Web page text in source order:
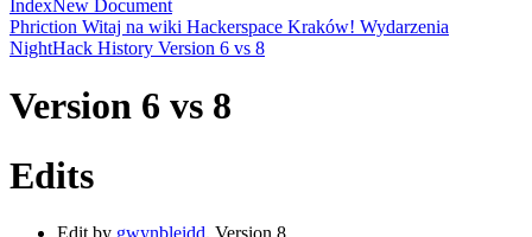
IndexNew Document
Phriction Witaj na wiki Hackerspace Kraków! Wydarzenia
NightHack History Version 6 vs 8
Version 6 vs 8
Edits